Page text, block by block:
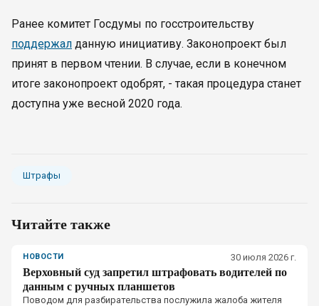
Ранее комитет Госдумы по госстроительству
поддержал данную инициативу. Законопроект был
принят в первом чтении. В случае, если в конечном
итоге законопроект одобрят, - такая процедура станет
доступна уже весной 2020 года.
Штрафы
Читайте также
НОВОСТИ 30 июля 2026 г.
Верховный суд запретил штрафовать водителей по
данным с ручных планшетов
Поводом для разбирательства послужила жалоба жителя